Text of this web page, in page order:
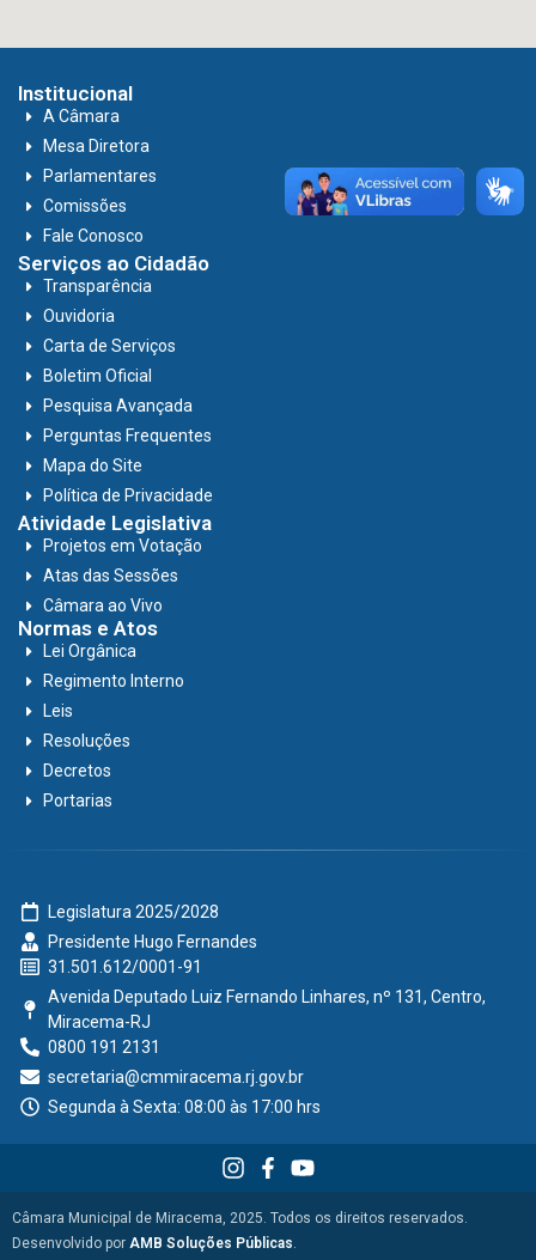
Institucional
A Câmara
Mesa Diretora
Parlamentares
Comissões
Fale Conosco
Serviços ao Cidadão
Transparência
Ouvidoria
Carta de Serviços
Boletim Oficial
Pesquisa Avançada
Perguntas Frequentes
Mapa do Site
Política de Privacidade
Atividade Legislativa
Projetos em Votação
Atas das Sessões
Câmara ao Vivo
Normas e Atos
Lei Orgânica
Regimento Interno
Leis
Resoluções
Decretos
Portarias
Legislatura 2025/2028
Presidente Hugo Fernandes
31.501.612/0001-91
Avenida Deputado Luiz Fernando Linhares, nº 131, Centro,
Miracema-RJ
0800 191 2131
secretaria@cmmiracema.rj.gov.br
Segunda à Sexta: 08:00 às 17:00 hrs
Câmara Municipal de Miracema, 2025. Todos os direitos reservados.
Desenvolvido por AMB Soluções Públicas.